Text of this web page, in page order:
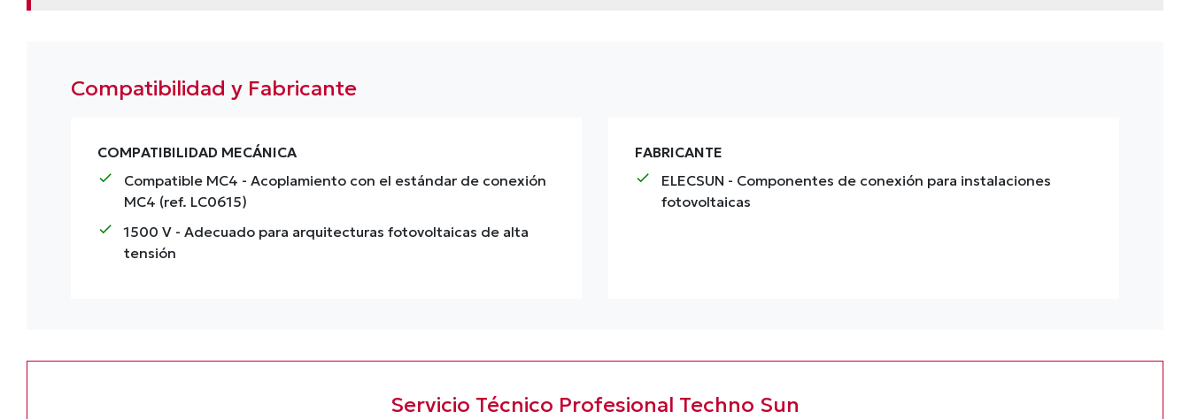
Compatibilidad y Fabricante
COMPATIBILIDAD MECÁNICA
check Compatible MC4 - Acoplamiento con el estándar de conexión
MC4 (ref. LC0615)
check 1500 V - Adecuado para arquitecturas fotovoltaicas de alta
tensión
FABRICANTE
check ELECSUN - Componentes de conexión para instalaciones
fotovoltaicas
Servicio Técnico Profesional Techno Sun